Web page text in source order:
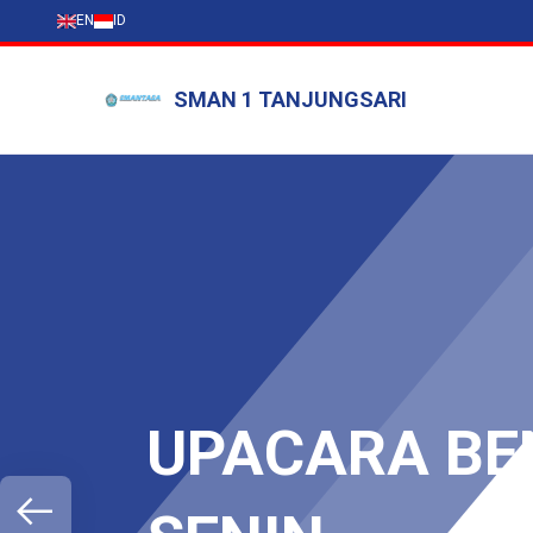
EN ID
SMAN 1 TANJUNGSARI